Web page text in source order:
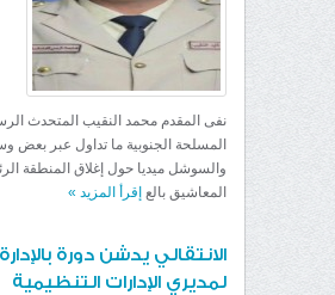
نفى المقدم محمد النقيب المتحدث
المسلحة الجنوبية ما تداول عبر بعض
والسوشل ميديا حول إغلاق المنطقة
المعاشيق بالع إقرأ المزيد »
الانتقالي يدشن دورة
لمديري الإدارات التنظيمية